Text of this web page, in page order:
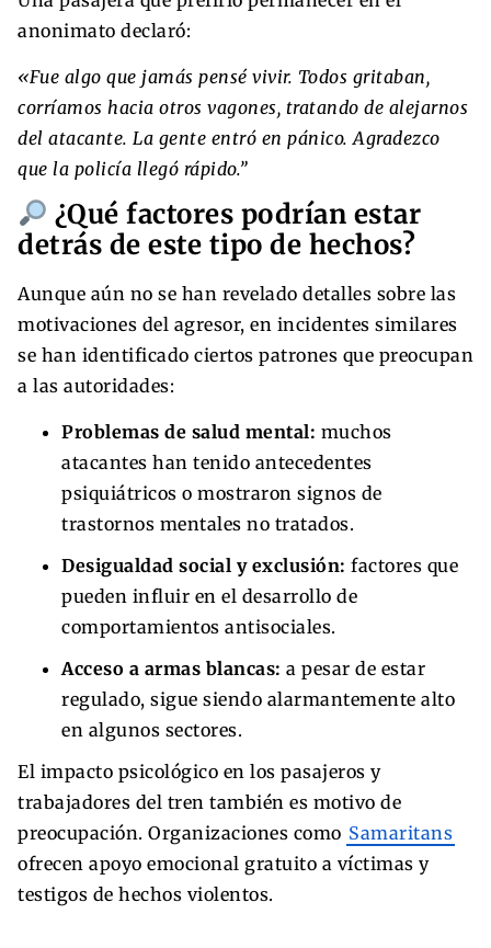
anonimato declaró:
«Fue algo que jamás pensé vivir. Todos gritaban,
corríamos hacia otros vagones, tratando de alejarnos
del atacante. La gente entró en pánico. Agradezco
que la policía llegó rápido.”
¿Qué factores podrían estar
detrás de este tipo de hechos?
Aunque aún no se han revelado detalles sobre las
motivaciones del agresor, en incidentes similares
se han identificado ciertos patrones que preocupan
a las autoridades:
Problemas de salud mental: muchos
atacantes han tenido antecedentes
psiquiátricos o mostraron signos de
trastornos mentales no tratados.
Desigualdad social y exclusión: factores que
pueden influir en el desarrollo de
comportamientos antisociales.
Acceso a armas blancas: a pesar de estar
regulado, sigue siendo alarmantemente alto
en algunos sectores.
El impacto psicológico en los pasajeros y
trabajadores del tren también es motivo de
preocupación. Organizaciones como Samaritans
ofrecen apoyo emocional gratuito a víctimas y
testigos de hechos violentos.